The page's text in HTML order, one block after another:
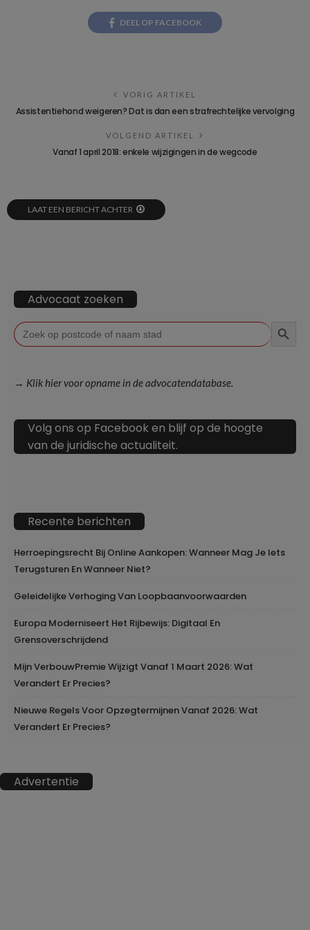
DEEL OP FACEBOOK
VORIG ARTIKEL
Assistentiehond weigeren? Dat is dan een strafrechtelijke vervolging
VOLGEND ARTIKEL
Vanaf 1 april 2018: enkele wijzigingen in de wegcode
LAAT EEN BERICHT ACHTER
Advocaat zoeken
Zoek
naar:
→ Klik hier voor opname in de advocatendatabase.
Volg ons op Facebook en blijf op de hoogte
van de juridische actualiteit.
Recente berichten
Herroepingsrecht Bij Online Aankopen: Wanneer Mag Je Iets
Terugsturen En Wanneer Niet?
Geleidelijke Verhoging Van Loopbaanvoorwaarden
Europa Moderniseert Het Rijbewijs: Digitaal En
Grensoverschrijdend
Mijn VerbouwPremie Wijzigt Vanaf 1 Maart 2026: Wat
Verandert Er Precies?
Nieuwe Regels Voor Opzegtermijnen Vanaf 2026: Wat
Verandert Er Precies?
Advertentie